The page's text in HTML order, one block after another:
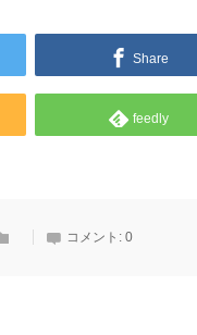
Share
feedly
コメント: 0